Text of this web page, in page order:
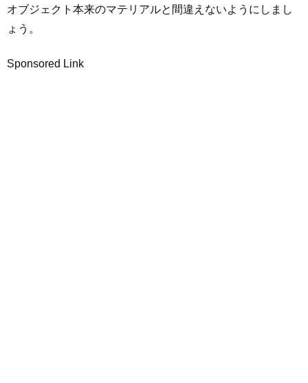
オブジェクト本来のマテリアルと間違えないようにしまし
ょう。
Sponsored Link